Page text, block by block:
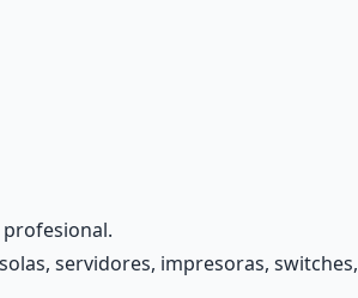
servidores, impresoras, switches,